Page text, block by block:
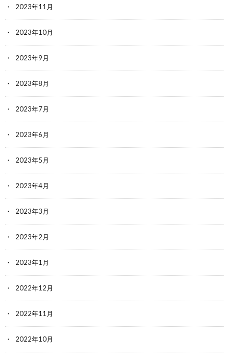
2023年11月
2023年10月
2023年9月
2023年8月
2023年7月
2023年6月
2023年5月
2023年4月
2023年3月
2023年2月
2023年1月
2022年12月
2022年11月
2022年10月